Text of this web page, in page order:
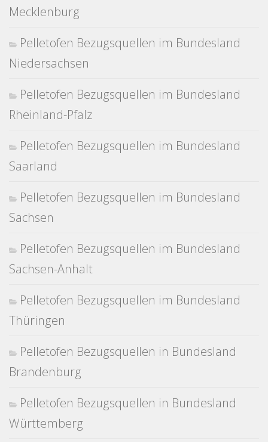
Mecklenburg
Pelletofen Bezugsquellen im Bundesland
Niedersachsen
Pelletofen Bezugsquellen im Bundesland
Rheinland-Pfalz
Pelletofen Bezugsquellen im Bundesland
Saarland
Pelletofen Bezugsquellen im Bundesland
Sachsen
Pelletofen Bezugsquellen im Bundesland
Sachsen-Anhalt
Pelletofen Bezugsquellen im Bundesland
Thüringen
Pelletofen Bezugsquellen in Bundesland
Brandenburg
Pelletofen Bezugsquellen in Bundesland
Württemberg